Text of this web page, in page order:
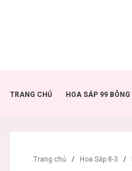
TRANG CHỦ HOA SÁP 99 BÔNG
Trang chủ / Hoa Sáp 8-3 /